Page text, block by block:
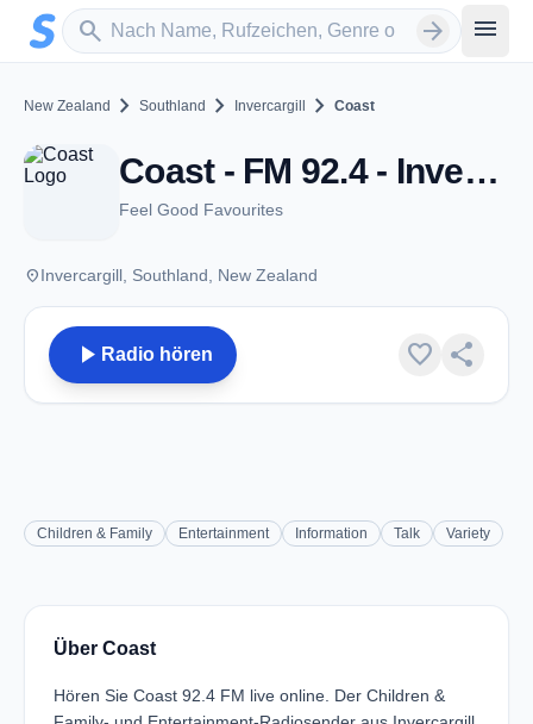
Zum Hauptinhalt springen
search
Sender suchen arrow_forward menu
New Zealand chevron_right Southland chevron_right Invercargill chevron_right Coast
Coast - FM 92.4 - Invercargill
Feel Good Favourites
placeInvercargill, Southland, New Zealand
play_arrow Radio hören favorite share
Children & Family Entertainment Information Talk Variety
Über Coast
Hören Sie Coast 92.4 FM live online. Der Children &